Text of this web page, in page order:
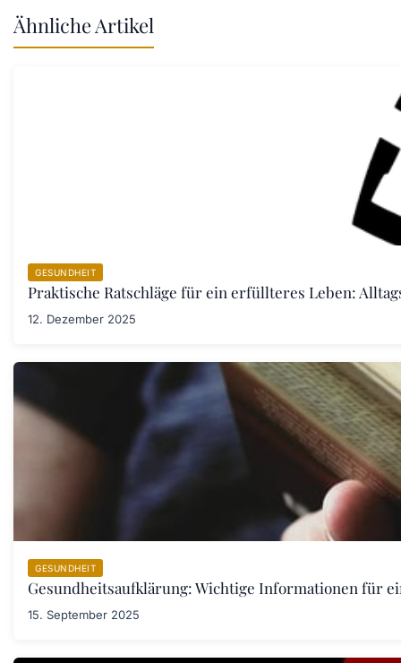
Ähnliche Artikel
GESUNDHEIT
Praktische Ratschläge für ein erfüllteres Leben:
12. Dezember 2025
GESUNDHEIT
Gesundheitsaufklärung: Wichtige Informationen für
15. September 2025